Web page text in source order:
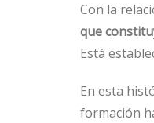
Con la
que
Está
En esta
formación